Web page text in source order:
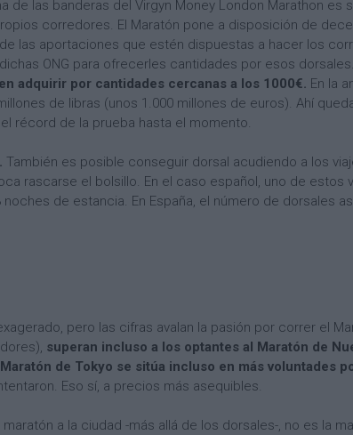
de las banderas del Virgyn Money London Marathon es
corredores. El Maratón pone a disposición de
las aportaciones que estén dispuestas a hacer los
ONG para ofrecerles cantidades por esos
adquirir por cantidades cercanas a los 1000€. En la
de libras (unos 1.000 millones de euros). Ahí
récord de la prueba hasta el momento.
También es posible conseguir dorsal acudiendo a los
rascarse el bolsillo. En el caso español, uno de estos
de estancia. En España, el número de dorsales
pero las cifras avalan la pasión por correr el
superan incluso a los optantes al Maratón de
de Tokyo se sitúa incluso en más voluntades
Eso sí, a precios más asequibles.
a la ciudad -más allá de los dorsales-, no es la